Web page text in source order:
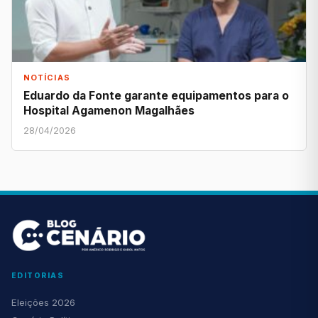
NOTÍCIAS
Eduardo da Fonte garante equipamentos para o
Hospital Agamenon Magalhães
28/04/2026
EDITORIAS
Eleições 2026